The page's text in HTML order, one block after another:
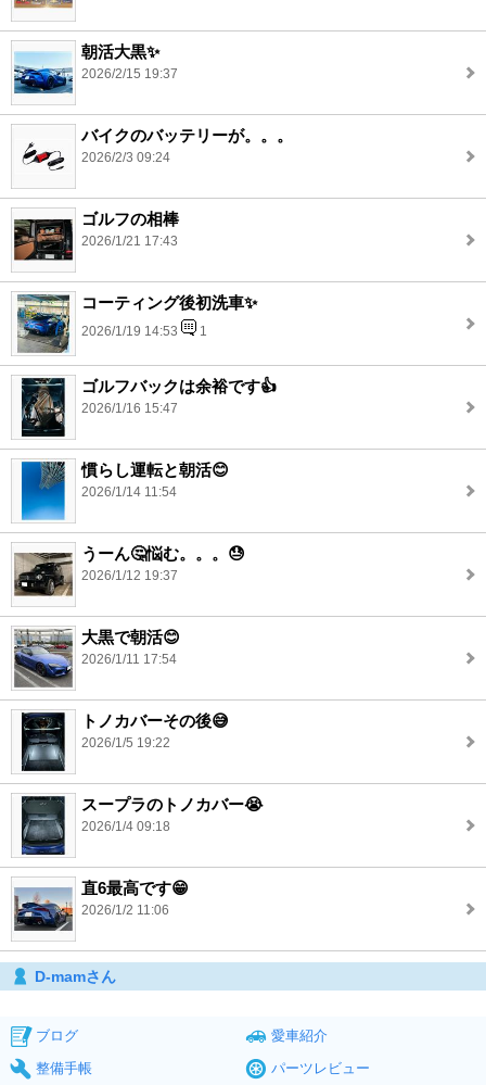
朝活大黒✨
2026/2/15 19:37
バイクのバッテリーが。。。
2026/2/3 09:24
ゴルフの相棒
2026/1/21 17:43
コーティング後初洗車✨
2026/1/19 14:53 1
ゴルフバックは余裕です👍
2026/1/16 15:47
慣らし運転と朝活😊
2026/1/14 11:54
うーん🤔悩む。。。😓
2026/1/12 19:37
大黒で朝活😊
2026/1/11 17:54
トノカバーその後😅
2026/1/5 19:22
スープラのトノカバー😭
2026/1/4 09:18
直6最高です😁
2026/1/2 11:06
D-mamさん
ブログ
愛車紹介
整備手帳
パーツレビュー